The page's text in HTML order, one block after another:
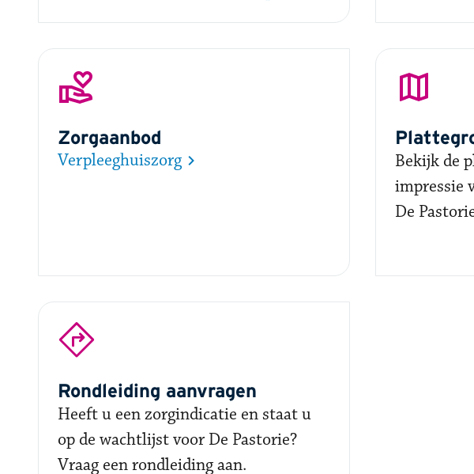
Zorgaanbod
Verpleeghuiszorg
Bekijk de
impressie
De
Rondleiding aanvragen
Heeft u een zorgindicatie en staat u
op de wachtlijst voor De Pastorie?
Vraag een rondleiding aan.